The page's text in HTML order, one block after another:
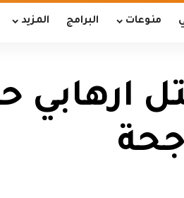
منوعات البرامج المزيد
ارهابي